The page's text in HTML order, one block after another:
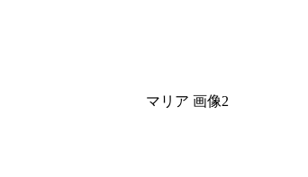
マリア 画像2